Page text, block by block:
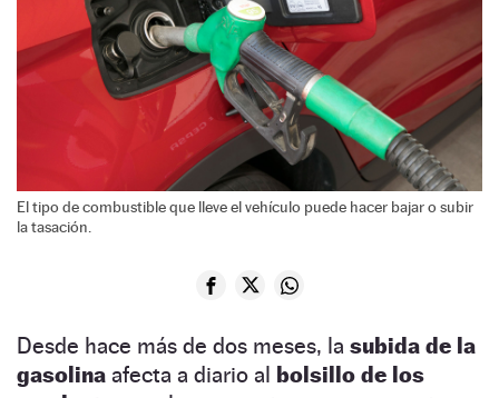
El tipo de combustible que lleve el vehículo puede hacer bajar o subir
la tasación.
Desde hace más de dos meses, la subida de la
gasolina afecta a diario al bolsillo de los